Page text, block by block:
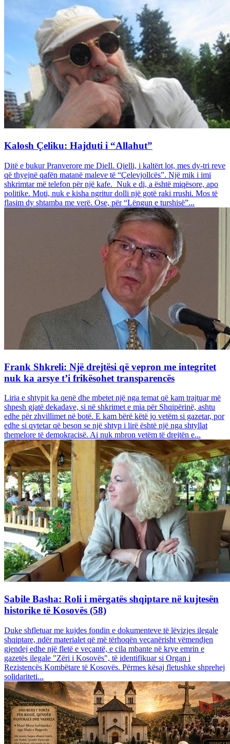
Kalosh Çeliku: Hajduti i “Allahut”
Ditë e bukur Pranverore me DieIl. Qielli, i kaltërt lot, mes dy-tri reve
që thyejnë qafën matanë maleve të “Çelevjollcës”. Një mik i imi
shkrimtar më telefon për një kafe. Nuk e di, a është miqësore, apo
politike. Moti, nuk e kisha ngritur dolli një gotë raki rrushi. Mos të
flasim dy shtamba me verë. Ose, për “Lëngun e turshisë”...
Frank Shkreli: Një drejtësi që vepron me integritet
nuk ka arsye t’i frikësohet transparencës
Liria e shtypit ka qenë dhe mbetet një nga temat që kam trajtuar më
shpesh gjatë dekadave, si në shkrimet e mia për Shqipërinë, ashtu
edhe për zhvillimet në botë. E kam bërë këtë jo vetëm si gazetar, por
edhe si qytetar që beson se një shtyp i lirë është një nga shtyllat
themelore të demokracisë. Ai nuk mbron vetëm të drejtën e...
Sabile Basha: Roli i mërgatës shqiptare në kujtesën
historike të Kosovës (58)
Duke shfletuar me kujdes fondin e dokumenteve të lëvizjes ilegale
shqiptare, ndër materialet që më tërhoqën veçanërisht vëmendjen
gjendej edhe një fletë e veçantë, e cila mbante në krye emrin e
gazetës ilegale "Zëri i Kosovës", të identifikuar si Organ i
Rezistencës Kombëtare të Kosovës. Përmes kësaj fletushke shprehej
solidariteti...